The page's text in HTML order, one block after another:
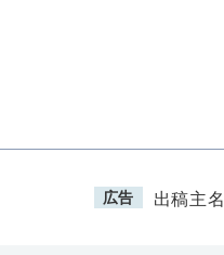
広告 出稿主名